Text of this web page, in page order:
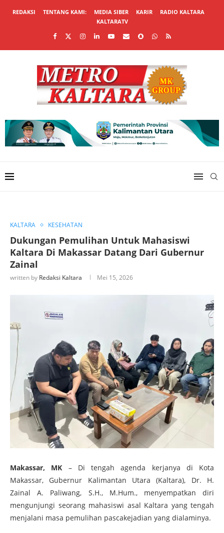
REDAKSI TENTANG KAMI: MEDIA SIBER KARIR
RADIO KALTARA
KALTARATV
KALTARA KESEHATAN
Dukungan Pemulihan Untuk Mahasiswi
Kaltara Di Makassar Datang Dari Gubernur
Zainal
written by Redaksi Kaltara Mei 15, 2026
Makassar, MK – Di tengah agenda kerjanya di Kota
Makassar, Gubernur Kalimantan Utara (Kaltara), Dr. H.
Zainal A. Paliwang, S.H., M.Hum., menyempatkan diri
mengunjungi seorang mahasiswi asal Kaltara yang tengah
menjalani masa pemulihan pascakejadian yang dialaminya.